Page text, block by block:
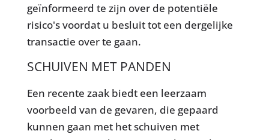
geïnformeerd te zijn over de potentiële
risico's voordat u besluit tot een dergelijke
transactie over te gaan.
SCHUIVEN MET PANDEN
Een recente zaak biedt een leerzaam
voorbeeld van de gevaren, die gepaard
kunnen gaan met het schuiven met